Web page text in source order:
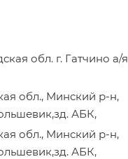
обл. г. Гатчино а/я
обл., Минский р-н,
АБК,
обл., Минский р-н,
АБК,